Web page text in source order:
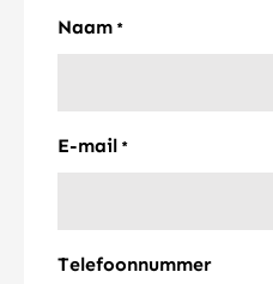
Naam *
E-mail *
Telefoonnummer